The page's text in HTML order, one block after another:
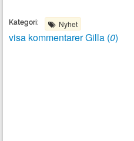
Kategori: Nyhet
visa kommentarerGilla (0)